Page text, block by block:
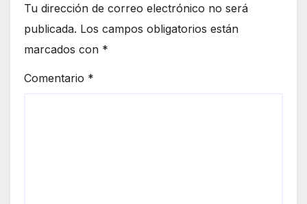
Tu dirección de correo electrónico no será
publicada. Los campos obligatorios están
marcados con *
Comentario *